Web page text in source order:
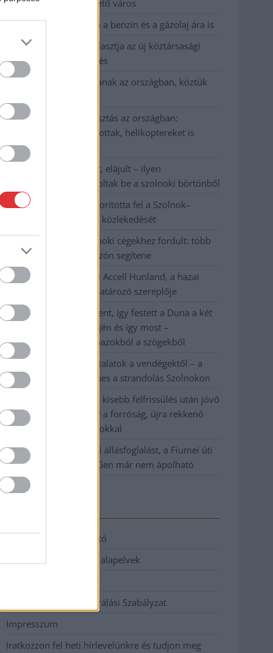
Szolnok mennyire élhető város
Pénteken újra csökken a benzin és a gázolaj ára is
Napokon belül megválasztja az új köztársasági
elnököt az Országgyűlés
Kiterjedt tüzek pusztítanak az országban, köztük
Harmadfokú hőségriasztás az országban:
Szolnokon klímát javítottak, helikoptereket is
bevetettek a tüzeknél
A zárkában rosszul lett, elájult – ilyen
körülményekről számoltak be a szolnoki börtönből
Váratlan fennakadás borította fel a Szolnok–
Kecskemét vasútvonal közlekedését
A polgármester a szolnoki cégekhez fordult: több
száz elbocsátott dolgozón segítene
Csődbe ment a tószegi Accell Hunland, a hazai
kerékpárgyártás meghatározó szereplője
Egyszer fent, egyszer lent, így festett a Duna a két
évvel ezelőtti árvíz idején és így most –
fotógyűjtemény ugyanazokból a szögekből
Ilyenek eddig a tapasztalatok a vendégektől – a
hőhullám miatt ingyenes a strandolás Szolnokon
Nem biztató: a hétvégi kisebb felfrissülés után jövő
héten megint visszatér a forróság, újra rekkenő
hőség jön, akár 38 fokokkal
Közzétették a szakértői állásfoglalást, a Fiumei úti
fák többsége szakszerűen már nem ápolható
Adatkezelési tájékoztató
Etikai és függetlenségi alapelvek
Hozzászólási és Moderálási Szabályzat
Impresszum
Iratkozzon fel heti hírlevelünkre és tudjon meg